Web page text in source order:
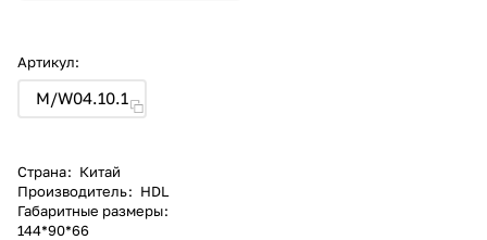
Артикул:
M/W04.10.1
Страна: Китай
Производитель: HDL
Габаритные размеры:
144*90*66